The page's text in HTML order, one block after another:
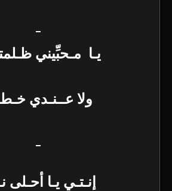
_
يـا مـحبِّيني
ولا عــنـدي
_
إنـتـي يـا أحـلى